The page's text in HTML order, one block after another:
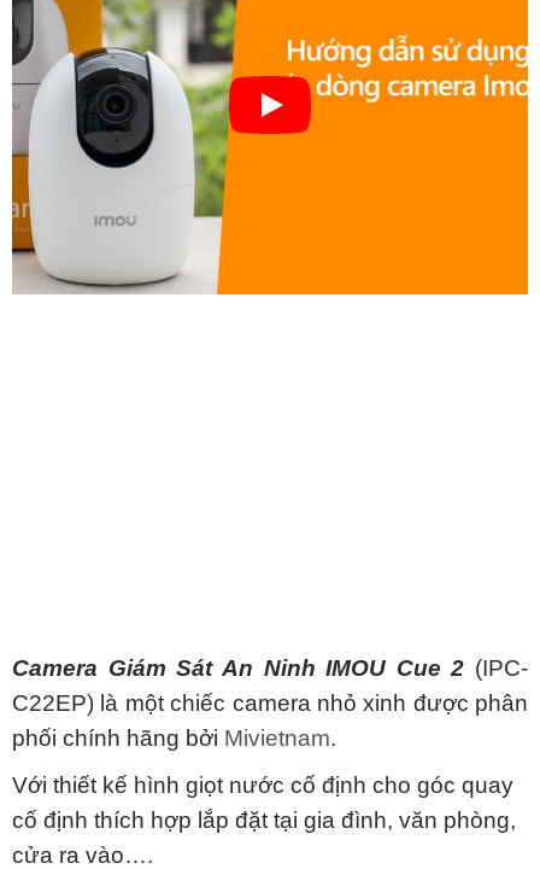
Camera Giám Sát An Ninh IMOU Cue 2 (IPC-
C22EP) là một chiếc camera nhỏ xinh được phân
phối chính hãng bởi Mivietnam.
Với thiết kế hình giọt nước cố định cho góc quay
cố định thích hợp lắp đặt tại gia đình, văn phòng,
cửa ra vào….